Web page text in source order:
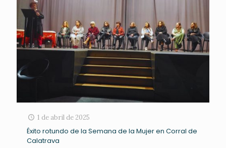
1 de abril de 2025
Éxito rotundo de la Semana de la Mujer en Corral de
Calatrava